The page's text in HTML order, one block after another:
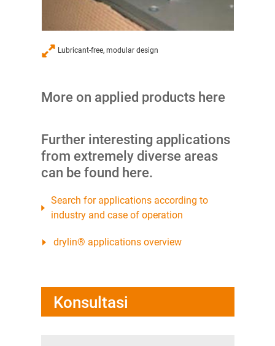
Lubricant-free, modular design
More on applied products here
Further interesting applications
from extremely diverse areas
can be found here.
Search for applications according to
industry and case of operation
drylin® applications overview
Konsultasi